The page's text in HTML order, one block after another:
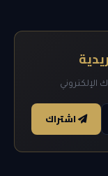
الإلكتروني
اشتراك